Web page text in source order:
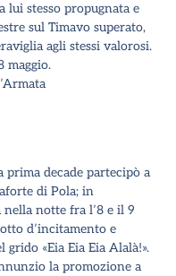
lui stesso propugnata e
sul Timavo superato,
agli stessi valorosi.
maggio.
prima decade partecipò a
di Pola; in
notte fra l’8 e il 9
d’incitamento e
«Eia Eia Eia Alalà!».
la promozione a